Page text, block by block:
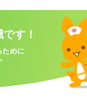
す！
ために